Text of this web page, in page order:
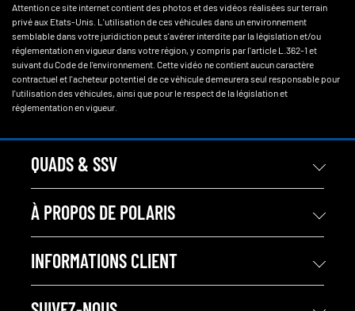
Attention ce site internet contient des photos et des vidéos réalisées sur terrain
privé aux Etats-Unis. L'utilisation de ces véhicules dans un environnement
semblable dans votre juridiction peut s'avérer interdite par la législation et/ou
réglementation en vigueur dans votre région, y compris par l'article L.362-1 et
suivant du Code de l'environnement. Cette vidéo ne contient aucun caractère
contractuel et l'acheteur potentiel de ce véhicule demeurera seul responsable pour
l'utilisation des véhicules, ainsi que pour le respect de la législation et
réglementation en vigueur.
QUADS & SSV
À PROPOS DE POLARIS
INFORMATIONS CLIENT